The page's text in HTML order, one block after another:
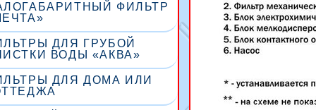
ФИЛЬТР
ДЛЯ ГРУБОЙ
ВОДЫ «АКВА»
ДЛЯ ДОМА ИЛИ